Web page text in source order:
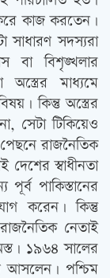
করে কাজ করতেন।
সদস্যরা
বা বিশৃঙ্খলার
মাধ্যমে
কিন্তু অস্ত্রের
সেটা টিকিয়েও
রাজনৈতিক
স্বাধীনতা
পাকিস্তানের
করেন। কিন্তু
নেতাই
১৯৬৪ সালের
আসলেন। পশ্চিম